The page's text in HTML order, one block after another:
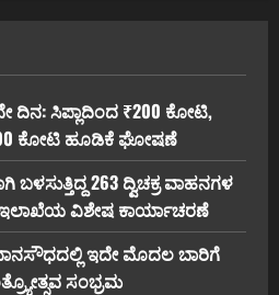
ಸಿಪ್ಲಾದಿಂದ ₹200 ಕೋಟಿ,
ಕೋಟಿ ಹೂಡಿಕೆ ಘೋಷಣೆ
ಬಳಸುತ್ತಿದ್ದ 263 ದ್ವಿಚಕ್ರ ವಾಹನಗಳ
ಇಲಾಖೆಯ ವಿಶೇಷ ಕಾರ್ಯಾಚರಣೆ
ಇದೇ ಮೊದಲ ಬಾರಿಗೆ
ಸಂಭ್ರಮ